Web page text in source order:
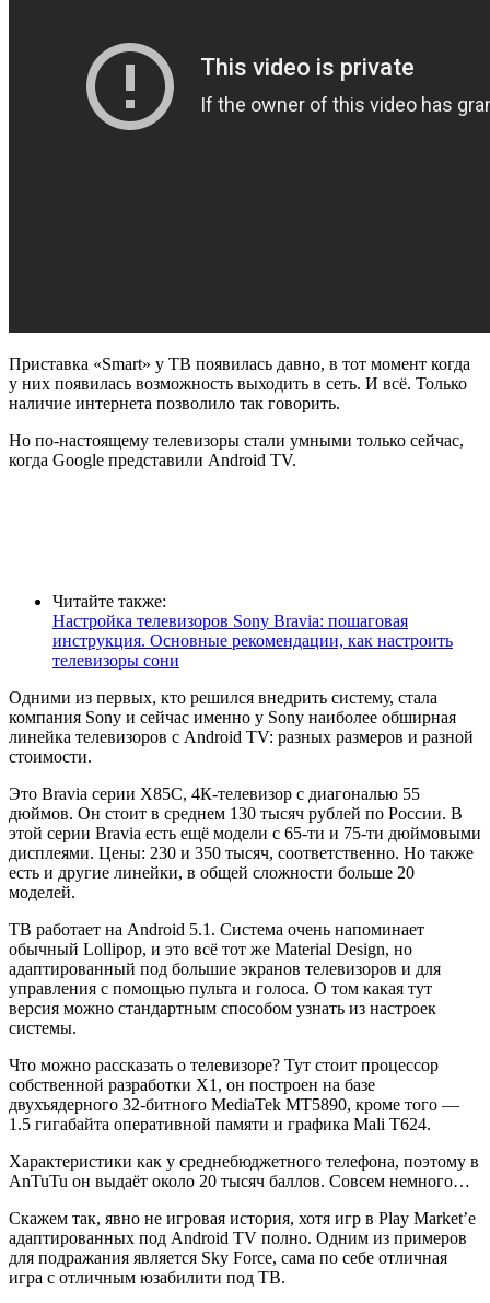
Приставка «Smart» у ТВ появилась давно, в тот момент когда
у них появилась возможность выходить в сеть. И всё. Только
наличие интернета позволило так говорить.
Но по-настоящему телевизоры стали умными только сейчас,
когда Google представили Android TV.
Читайте также:
Настройка телевизоров Sony Bravia: пошаговая
инструкция. Основные рекомендации, как настроить
телевизоры сони
Одними из первых, кто решился внедрить систему, стала
компания Sony и сейчас именно у Sony наиболее обширная
линейка телевизоров с Android TV: разных размеров и разной
стоимости.
Это Bravia серии X85C, 4К-телевизор с диагональю 55
дюймов. Он стоит в среднем 130 тысяч рублей по России. В
этой серии Bravia есть ещё модели с 65-ти и 75-ти дюймовыми
дисплеями. Цены: 230 и 350 тысяч, соответственно. Но также
есть и другие линейки, в общей сложности больше 20
моделей.
ТВ работает на Android 5.1. Система очень напоминает
обычный Lollipop, и это всё тот же Material Design, но
адаптированный под большие экранов телевизоров и для
управления с помощью пульта и голоса. О том какая тут
версия можно стандартным способом узнать из настроек
системы.
Что можно рассказать о телевизоре? Тут стоит процессор
собственной разработки X1, он построен на базе
двухъядерного 32-битного MediaTek MT5890, кроме того —
1.5 гигабайта оперативной памяти и графика Mali T624.
Характеристики как у среднебюджетного телефона, поэтому в
AnTuTu он выдаёт около 20 тысяч баллов. Совсем немного…
Скажем так, явно не игровая история, хотя игр в Play Market’e
адаптированных под Android TV полно. Одним из примеров
для подражания является Sky Force, сама по себе отличная
игра с отличным юзабилити под ТВ.